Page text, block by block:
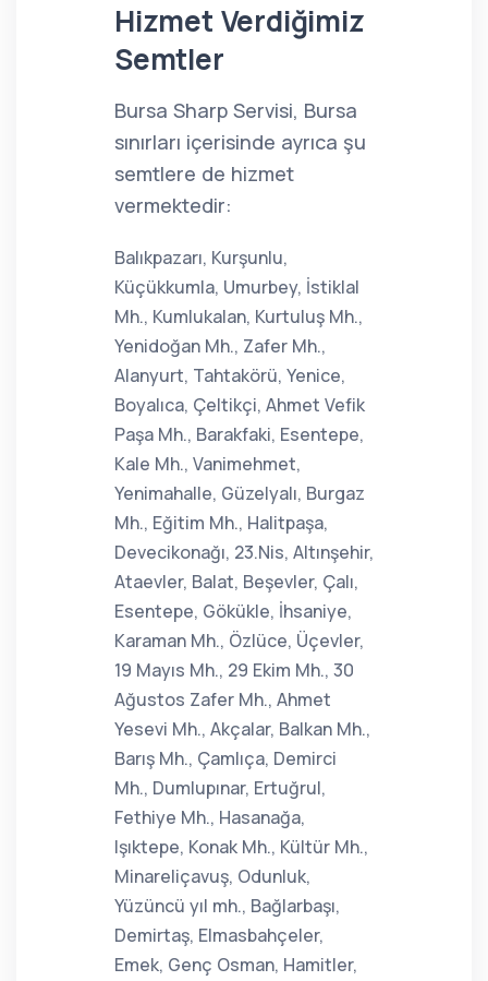
Hizmet Verdiğimiz
Semtler
Bursa Sharp Servisi, Bursa
sınırları içerisinde ayrıca şu
semtlere de hizmet
vermektedir:
Balıkpazarı, Kurşunlu,
Küçükkumla, Umurbey, İstiklal
Mh., Kumlukalan, Kurtuluş Mh.,
Yenidoğan Mh., Zafer Mh.,
Alanyurt, Tahtakörü, Yenice,
Boyalıca, Çeltikçi, Ahmet Vefik
Paşa Mh., Barakfaki, Esentepe,
Kale Mh., Vanimehmet,
Yenimahalle, Güzelyalı, Burgaz
Mh., Eğitim Mh., Halitpaşa,
Devecikonağı, 23.Nis, Altınşehir,
Ataevler, Balat, Beşevler, Çalı,
Esentepe, Gökükle, İhsaniye,
Karaman Mh., Özlüce, Üçevler,
19 Mayıs Mh., 29 Ekim Mh., 30
Ağustos Zafer Mh., Ahmet
Yesevi Mh., Akçalar, Balkan Mh.,
Barış Mh., Çamlıça, Demirci
Mh., Dumlupınar, Ertuğrul,
Fethiye Mh., Hasanağa,
Işıktepe, Konak Mh., Kültür Mh.,
Minareliçavuş, Odunluk,
Yüzüncü yıl mh., Bağlarbaşı,
Demirtaş, Elmasbahçeler,
Emek, Genç Osman, Hamitler,